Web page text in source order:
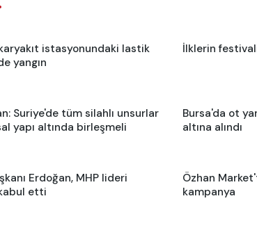
istasyonundaki lastik
yangın
İlklerin
Suriye'de tüm silahlı unsurlar
yapı altında birleşmeli
Bursa'da ot
altına alındı
Erdoğan, MHP lideri
etti
Özhan
kampanya